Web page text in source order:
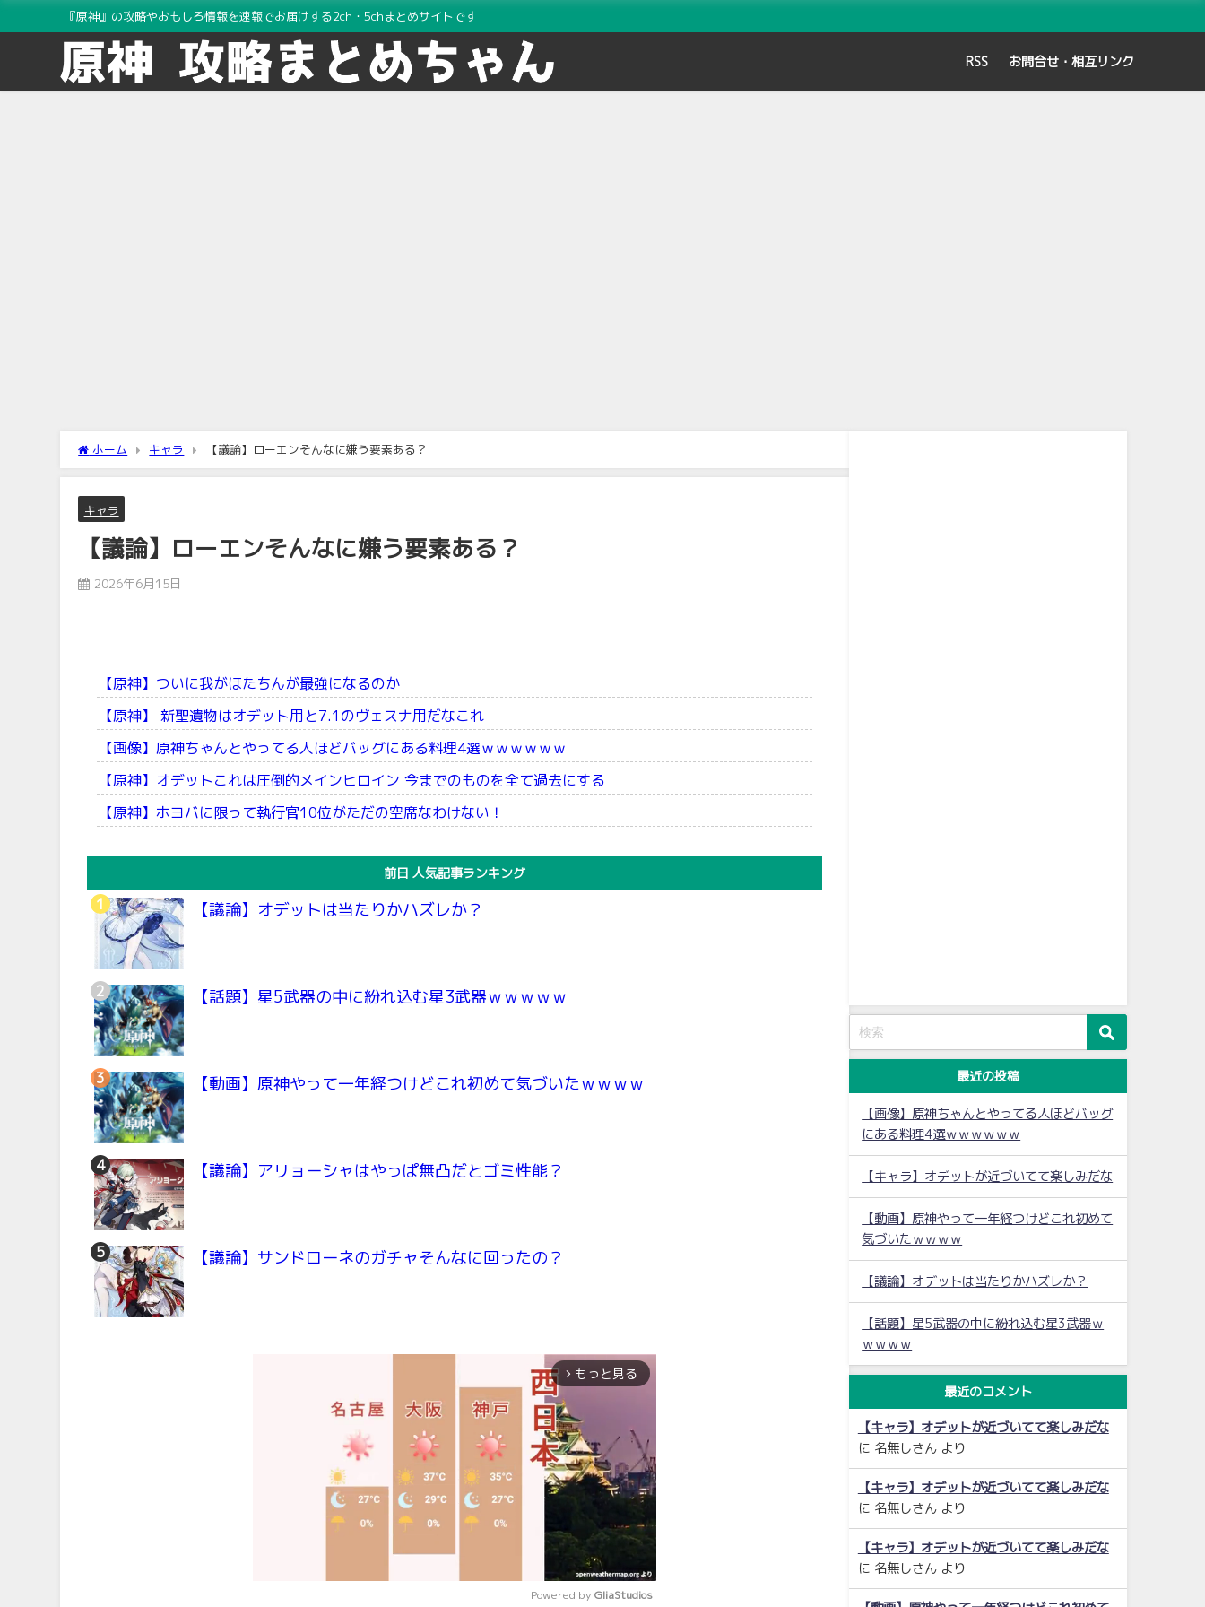
『原神』の攻略やおもしろ情報を速報でお届けする2ch・5chまとめサイトです
RSS お問合せ・相互リンク
ホーム キャラ 【議論】ローエンそんなに嫌う要素ある？
キャラ
【議論】ローエンそんなに嫌う要素ある？
2026年6月15日
【原神】ついに我がほたちんが最強になるのか
【原神】 新聖遺物はオデット用と7.1のヴェスナ用だなこれ
【画像】原神ちゃんとやってる人ほどバッグにある料理4選ｗｗｗｗｗｗ
【原神】オデットこれは圧倒的メインヒロイン 今までのものを全て過去にする
【原神】ホヨバに限って執行官10位がただの空席なわけない！
前日 人気記事ランキング
【議論】オデットは当たりかハズレか？
【話題】星5武器の中に紛れ込む星3武器ｗｗｗｗｗ
【動画】原神やって一年経つけどこれ初めて気づいたｗｗｗｗ
【議論】アリョーシャはやっぱ無凸だとゴミ性能？
【議論】サンドローネのガチャそんなに回ったの？
arrow_forward_ios もっと見る
Powered by GliaStudios
最近の投稿
【画像】原神ちゃんとやってる人ほどバッグ
にある料理4選ｗｗｗｗｗｗ
【キャラ】オデットが近づいてて楽しみだな
【動画】原神やって一年経つけどこれ初めて
気づいたｗｗｗｗ
【議論】オデットは当たりかハズレか？
【話題】星5武器の中に紛れ込む星3武器ｗ
ｗｗｗｗ
最近のコメント
【キャラ】オデットが近づいてて楽しみだな
に 名無しさんより
【キャラ】オデットが近づいてて楽しみだな
に 名無しさんより
【キャラ】オデットが近づいてて楽しみだな
に 名無しさんより